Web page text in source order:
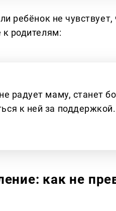
ребёнок не
к родителям:
радует маму, станет
к ней за
как не